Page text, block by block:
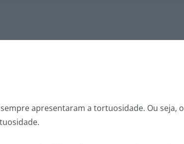
apresentaram a tortuosidade. Ou seja, o